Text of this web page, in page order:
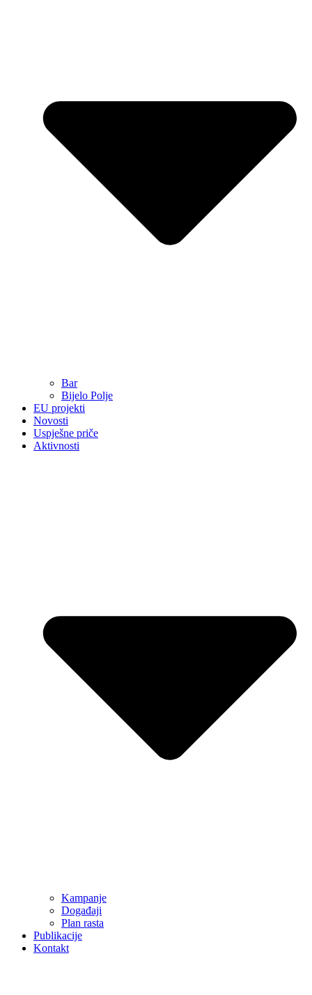
Bar
Bijelo Polje
EU projekti
Novosti
Uspješne priče
Aktivnosti
Kampanje
Događaji
Plan rasta
Publikacije
Kontakt